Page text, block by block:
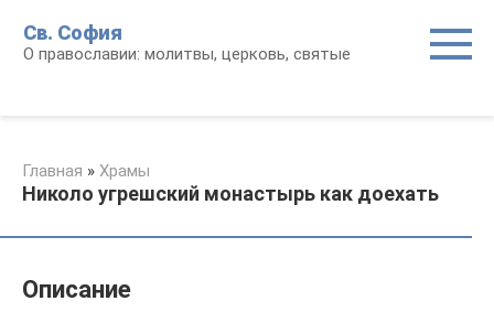
контенту
Св. София
О православии: молитвы, церковь, святые
Главная » Храмы
Николо угрешский монастырь как доехать
Описание